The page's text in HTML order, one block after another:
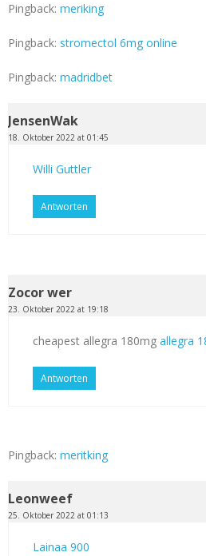
Pingback: meriking
Pingback: stromectol 6mg online
Pingback: madridbet
JensenWak
18. Oktober 2022 at 01:45
Willi Guttler
Antworten
Zocor wer
23. Oktober 2022 at 19:18
cheapest allegra 180mg allegra
Antworten
Pingback: meritking
Leonweef
25. Oktober 2022 at 01:13
Lainaa 900